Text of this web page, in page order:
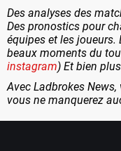
Des analyses des
Des pronostics pour
équipes et les joueurs.
beaux moments du
instagram) Et bien
Avec Ladbrokes
vous ne manquerez